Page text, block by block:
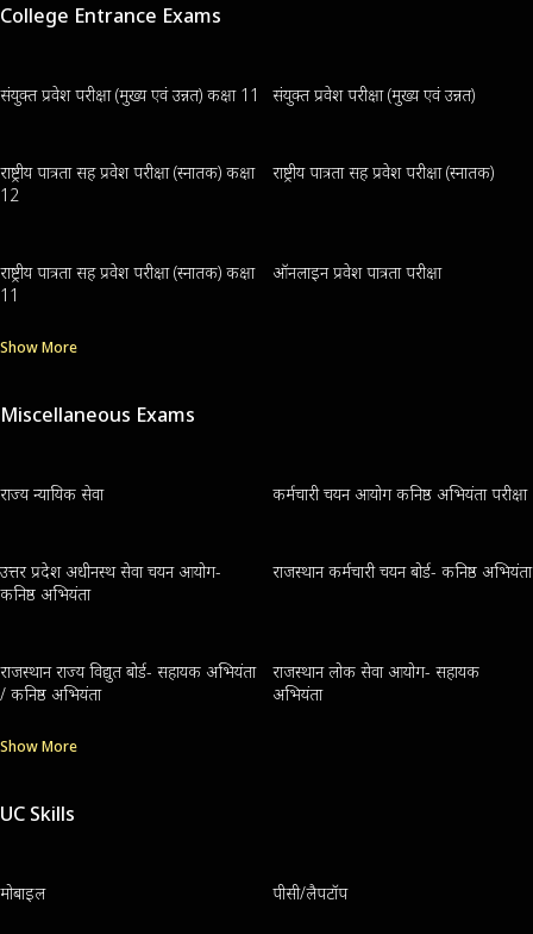
College Entrance Exams
संयुक्त प्रवेश परीक्षा (मुख्य एवं उन्नत) कक्षा 11 संयुक्त प्रवेश परीक्षा (मुख्य एवं उन्नत)
राष्ट्रीय पात्रता सह प्रवेश परीक्षा (स्नातक) कक्षा
12
राष्ट्रीय पात्रता सह प्रवेश परीक्षा (स्नातक)
राष्ट्रीय पात्रता सह प्रवेश परीक्षा (स्नातक) कक्षा
11
ऑनलाइन प्रवेश पात्रता परीक्षा
Show More
Miscellaneous Exams
राज्य न्यायिक सेवा कर्मचारी चयन आयोग कनिष्ठ अभियंता परीक्षा
उत्तर प्रदेश अधीनस्थ सेवा चयन आयोग-
कनिष्ठ अभियंता
राजस्थान कर्मचारी चयन बोर्ड- कनिष्ठ अभियंता
राजस्थान राज्य विद्युत बोर्ड- सहायक अभियंता
/ कनिष्ठ अभियंता
राजस्थान लोक सेवा आयोग- सहायक
अभियंता
Show More
UC Skills
मोबाइल पीसी/लैपटॉप